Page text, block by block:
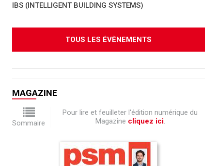
IBS (INTELLIGENT BUILDING SYSTEMS)
TOUS LES ÉVÈNEMENTS
MAGAZINE
Sommaire
Pour lire et feuilleter l'édition numérique du
Magazine cliquez ici.